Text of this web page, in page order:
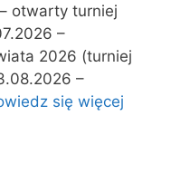
otwarty turniej
–
2026 (turniej
–
się więcej